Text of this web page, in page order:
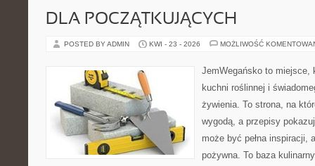
DLA POCZĄTKUJĄCYCH
POSTED BY ADMIN KWI - 23 - 2026 MOŻLIWOŚĆ
JemWegańsko to miejsce,
kuchni roślinnej i
żywienia. To strona, na
wygodą, a przepisy
może być pełna inspiracji,
pożywna. To baza